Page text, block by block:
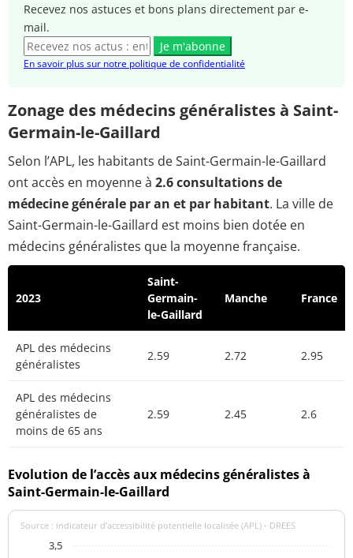
Recevez nos astuces et bons plans directement par e-
mail.
Je m'abonne
En savoir plus sur notre politique de confidentialité
Zonage des médecins généralistes à Saint-
Germain-le-Gaillard
Selon l’APL, les habitants de Saint-Germain-le-Gaillard
ont accès en moyenne à 2.6 consultations de
médecine générale par an et par habitant. La ville de
Saint-Germain-le-Gaillard est moins bien dotée en
médecins généralistes que la moyenne française.
2023
Saint-
Germain-
le-Gaillard
Manche France
APL des médecins
généralistes
2.59 2.72 2.95
APL des médecins
généralistes de
moins de 65 ans
2.59 2.45 2.6
Evolution de l’accès aux médecins généralistes à
Saint-Germain-le-Gaillard
Source : indicateur d’accessibilité potentielle localisée (APL) - DREES
3,5